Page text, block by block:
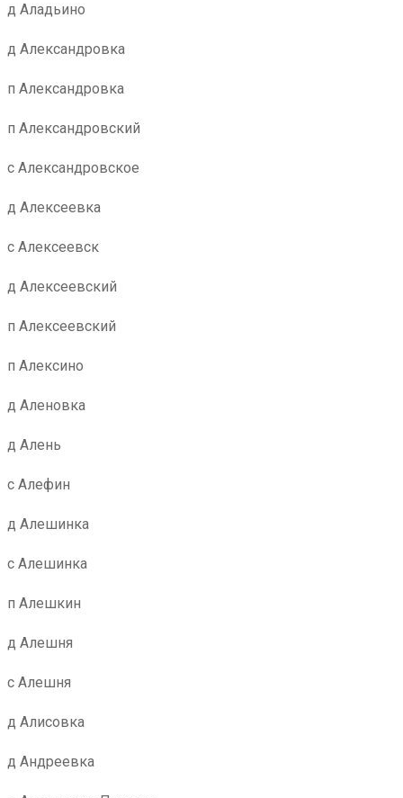
д Аладьино
д Александровка
п Александровка
п Александровский
с Александровское
д Алексеевка
с Алексеевск
д Алексеевский
п Алексеевский
п Алексино
д Аленовка
д Алень
с Алефин
д Алешинка
с Алешинка
п Алешкин
д Алешня
с Алешня
д Алисовка
д Андреевка